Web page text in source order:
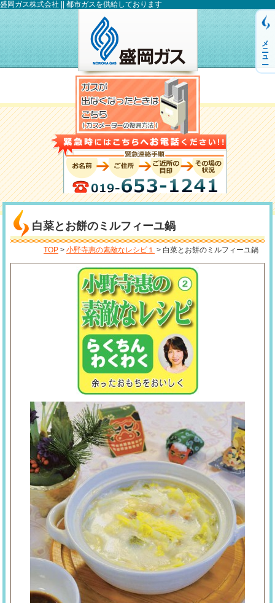
盛岡ガス株式会社 || 都市ガスを供給しております
メニュー
白菜とお餅のミルフィーユ鍋
TOP > 小野寺惠の素敵なレシピ１ > 白菜とお餅のミルフィーユ鍋